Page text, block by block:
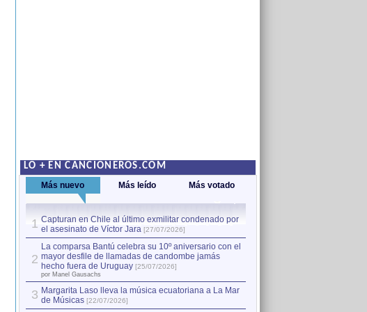
LO + EN CANCIONEROS.COM
Más nuevo Más leído Más votado
1 Capturan en Chile al último exmilitar condenado por
el asesinato de Víctor Jara [27/07/2026]
2
La comparsa Bantú celebra su 10º aniversario con el
mayor desfile de llamadas de candombe jamás
hecho fuera de Uruguay [25/07/2026]
por Manel Gausachs
3 Margarita Laso lleva la música ecuatoriana a La Mar
de Músicas [22/07/2026]